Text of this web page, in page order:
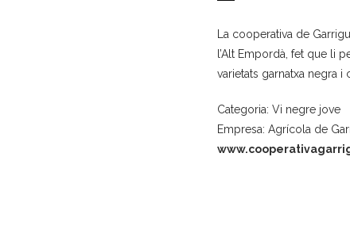
La cooperativa de
l’Alt Empordà, fet que li
varietats garnatxa negra i
Categoria: Vi negre jove
Empresa: Agrícola de